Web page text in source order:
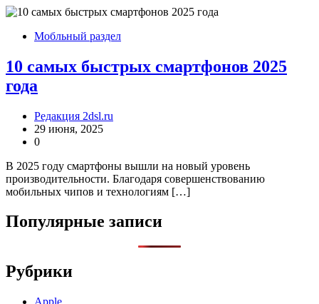
Мобльный раздел
10 самых быстрых смартфонов 2025
года
Редакция 2dsl.ru
29 июня, 2025
0
В 2025 году смартфоны вышли на новый уровень
производительности. Благодаря совершенствованию
мобильных чипов и технологиям […]
Популярные записи
Рубрики